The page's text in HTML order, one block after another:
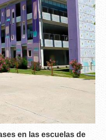
en las escuelas de